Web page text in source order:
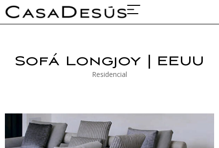
Sofá Longjoy | EEUU
Residencial